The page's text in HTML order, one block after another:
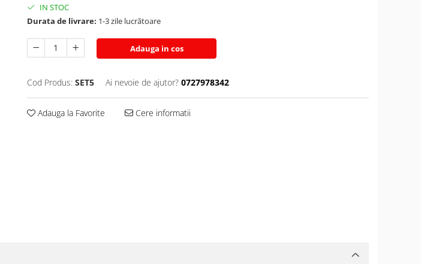
IN STOC
Durata de livrare: 1-3 zile lucrătoare
Adauga in cos
Cod Produs: SET5 Ai nevoie de ajutor? 0727978342
Adauga la Favorite Cere informatii